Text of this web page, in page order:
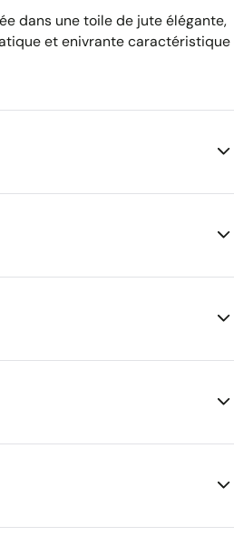
dans une toile de jute élégante,
et enivrante caractéristique